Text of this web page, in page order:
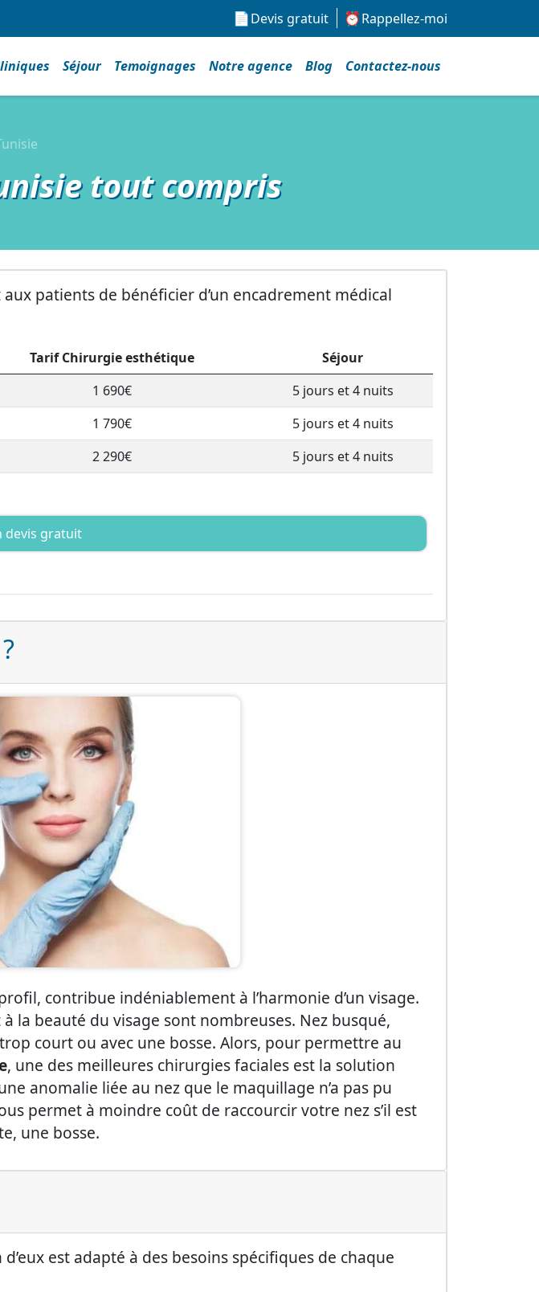
Devis gratuit Rappellez-moi
Séjour Temoignages Notre agence Blog Contactez-nous
tout compris
patients de bénéficier d’un encadrement médical
Tarif Chirurgie esthétique
Séjour
1 690€
5 jours et 4 nuits
1 790€
5 jours et 4 nuits
2 290€ 5 jours et 4 nuits
devis gratuit
contribue indéniablement à l’harmonie d’un visage.
la beauté du visage sont nombreuses. Nez busqué,
court ou avec une bosse. Alors, pour permettre au
, une des meilleures chirurgies faciales est la solution
anomalie liée au nez que le maquillage n’a pas pu
permet à moindre coût de raccourcir votre nez s’il est
une bosse.
est adapté à des besoins spécifiques de chaque